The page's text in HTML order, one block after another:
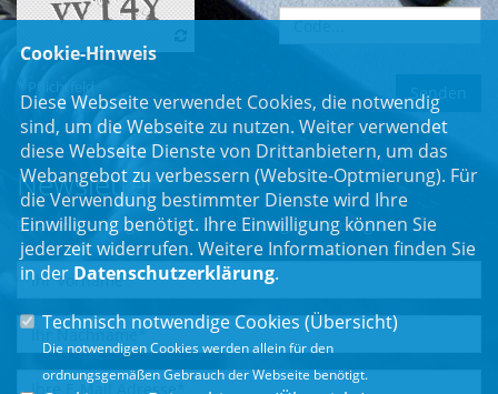
* Pflichtfeld
Newsletter
Erhalten Sie Neuigkeiten aus dem Landtag und der Region.
Cookie-Hinweis
Diese Webseite verwendet Cookies, die notwendig
sind, um die Webseite zu nutzen. Weiter verwendet
diese Webseite Dienste von Drittanbietern, um das
Webangebot zu verbessern (Website-Optmierung). Für
die Verwendung bestimmter Dienste wird Ihre
Einwilligung benötigt. Ihre Einwilligung können Sie
jederzeit widerrufen. Weitere Informationen finden Sie
in der Datenschutzerklärung.
Technisch notwendige Cookies (Übersicht)
Die notwendigen Cookies werden allein für den
ordnungsgemäßen Gebrauch der Webseite benötigt.